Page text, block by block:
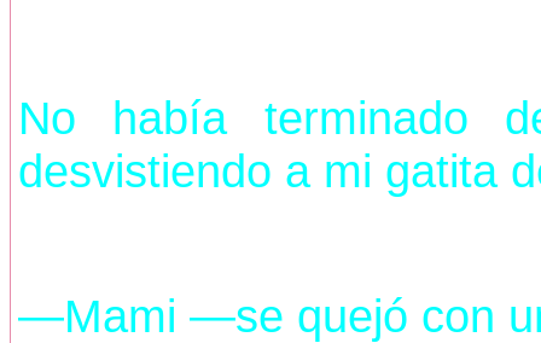
No había terminado
desvistiendo a mi gatita
—Mami —se quejó con